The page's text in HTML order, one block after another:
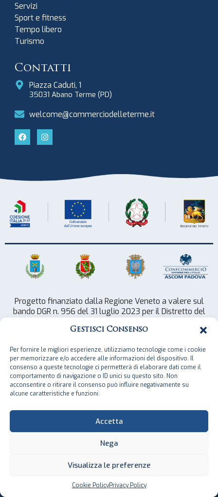
Gestisci Consenso
Per fornire le migliori esperienze, utilizziamo tecnologie come i cookie
per memorizzare e/o accedere alle informazioni del dispositivo. Il
consenso a queste tecnologie ci permetterà di elaborare dati come il
comportamento di navigazione o ID unici su questo sito. Non
acconsentire o ritirare il consenso può influire negativamente su
alcune caratteristiche e funzioni.
Accetta
Nega
Visualizza le preferenze
Cookie PolicyPrivacy Policy
Servizi
Sport e fitness
Tempo libero
Turismo
Contatti
Piazza Caduti, 1
35031 Abano Terme (PD)
welcome@commerciodelleterme.it
Progetto finanziato dalla Regione Veneto a valere sul
bando DGR n. 956 del 31 luglio 2023 per il Distretto del
riqualificazione delle strutture commerciali e
promozione e animazione svolte nel corso degli anni
2024 e 2025. Contributo concesso al Distretto €
197.991,25
CF/P.IVA 02013520289 | R.E.A. 0197560/PADOVA | Cap.